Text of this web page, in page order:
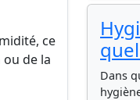
ce
de la
Dans